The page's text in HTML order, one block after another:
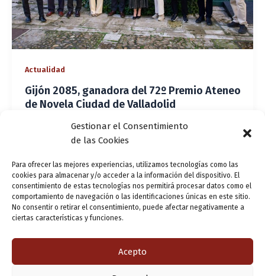
Gestionar el Consentimiento
de las Cookies
Para ofrecer las mejores experiencias, utilizamos tecnologías como las
cookies para almacenar y/o acceder a la información del dispositivo. El
consentimiento de estas tecnologías nos permitirá procesar datos como el
comportamiento de navegación o las identificaciones únicas en este sitio.
No consentir o retirar el consentimiento, puede afectar negativamente a
ciertas características y funciones.
Acepto
Actualidad
Gijón 2085, ganadora del 72º Premio Ateneo
de Novela Ciudad de Valladolid
4 abril, 2025
La novela Gijón 2085 se ha alzado con el 72º Premio
lugar como una de las obras más destacadas de la
narrativa
1 2 Siguiente→